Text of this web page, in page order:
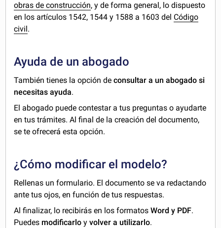
obras de construcción, y de forma general, lo dispuesto
en los artículos 1542, 1544 y 1588 a 1603 del Código
civil .
Ayuda de un abogado
También tienes la opción deconsultar a un abogado si
necesitas ayuda.
El abogado puede contestar a tus preguntas o ayudarte
en tus trámites. Al final de la creación del documento,
se te ofrecerá esta opción.
¿Cómo modificar el modelo?
Rellenas un formulario. El documento se va redactando
ante tus ojos, en función de tus respuestas.
Al finalizar, lo recibirás en los formatosWord y PDF.
Puedes modificarlo yvolver a utilizarlo.